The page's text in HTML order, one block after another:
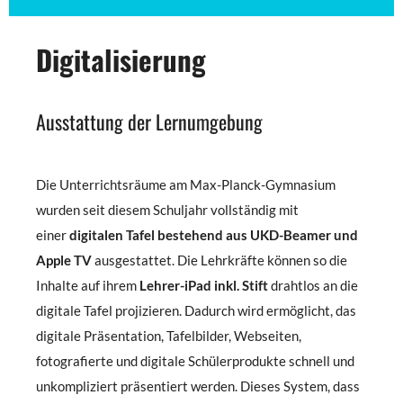
Digitalisierung
Ausstattung der Lernumgebung
Die Unterrichtsräume am Max-Planck-Gymnasium
wurden seit diesem Schuljahr vollständig mit
einerdigitalen Tafel bestehend aus UKD-Beamer und
Apple TVausgestattet. Die Lehrkräfte können so die
Inhalte auf ihrem Lehrer-iPad inkl. Stiftdrahtlos an die
digitale Tafel projizieren. Dadurch wird ermöglicht, das
digitale Präsentation, Tafelbilder, Webseiten,
fotografierte und digitale Schülerprodukte schnell und
unkompliziert präsentiert werden. Dieses System, dass